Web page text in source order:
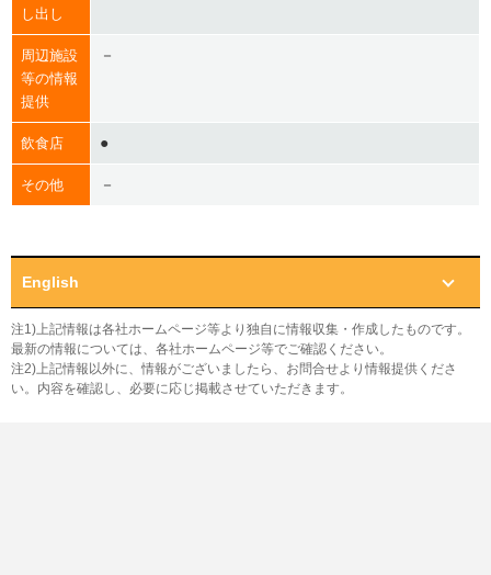
し出し
周辺施設
等の情報
提供
－
飲食店 ●
その他 －
English
注1)上記情報は各社ホームページ等より独自に情報収集・作成したものです。
最新の情報については、各社ホームページ等でご確認ください。
注2)上記情報以外に、情報がございましたら、お問合せより情報提供くださ
い。内容を確認し、必要に応じ掲載させていただきます。